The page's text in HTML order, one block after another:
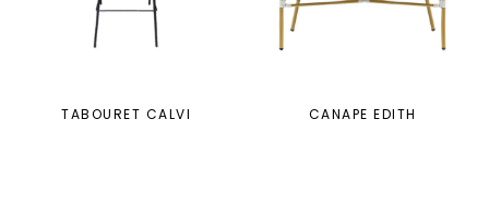
TABOURET CALVI CANAPE EDITH